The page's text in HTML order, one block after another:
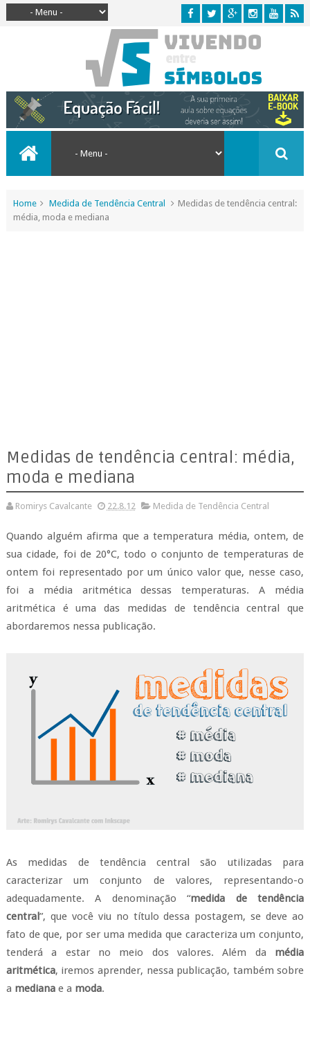
Home Medida de Tendência Central
Medidas de tendência central:
média, moda e mediana
Medidas de tendência central: média,
moda e mediana
Romirys Cavalcante 22.8.12 Medida de Tendência Central
Quando alguém afirma que a temperatura média, ontem, de
sua cidade, foi de 20°C, todo o conjunto de temperaturas de
ontem foi representado por um único valor que, nesse caso,
foi a média aritmética dessas temperaturas. A média
aritmética é uma das medidas de tendência central que
abordaremos nessa publicação.
As medidas de tendência central são utilizadas para
caracterizar um conjunto de valores, representando-o
adequadamente. A denominação “medida de tendência
central”, que você viu no título dessa postagem, se deve ao
fato de que, por ser uma medida que caracteriza um conjunto,
tenderá a estar no meio dos valores. Além da média
aritmética, iremos aprender, nessa publicação, também sobre
a medianae a moda.